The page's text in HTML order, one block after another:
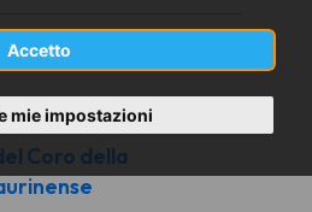
Accetto
mie impostazioni
Coro della